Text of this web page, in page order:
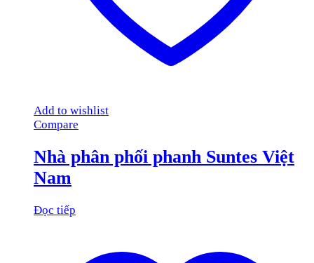
Add to wishlist
Compare
Nhà phân phối phanh Suntes Việt
Nam
Đọc tiếp